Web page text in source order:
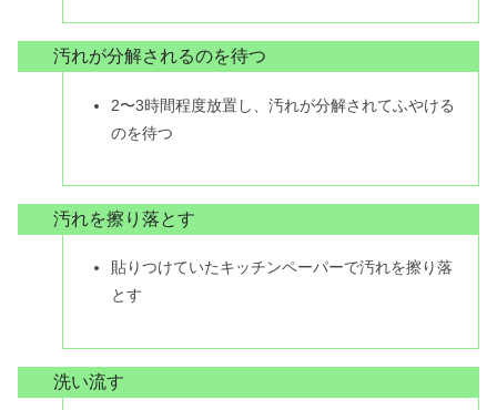
汚れが分解されるのを待つ
2〜3時間程度放置し、汚れが分解されてふやける
のを待つ
汚れを擦り落とす
貼りつけていたキッチンペーパーで汚れを擦り落
とす
洗い流す